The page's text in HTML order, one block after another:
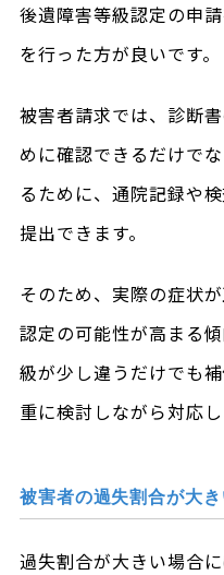
後遺障害等級認定の申
を行った方が良いです。
被害者請求では、診断
めに確認できるだけで
るために、通院記録や
提出できます。
そのため、実際の症状
認定の可能性が高まる
級が少し違うだけでも
重に検討しながら対応し
被害者の過失割合が大
過失割合が大きい場合